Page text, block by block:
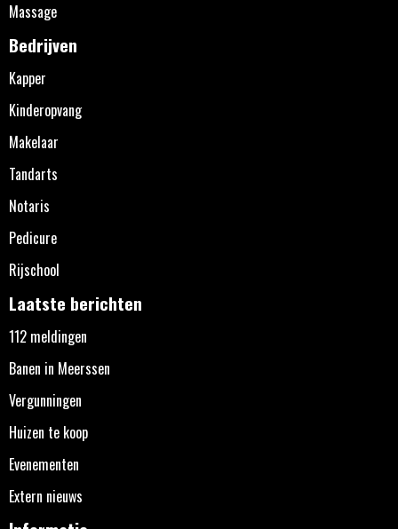
Massage
Bedrijven
Kapper
Kinderopvang
Makelaar
Tandarts
Notaris
Pedicure
Rijschool
Laatste berichten
112 meldingen
Banen in Meerssen
Vergunningen
Huizen te koop
Evenementen
Extern nieuws